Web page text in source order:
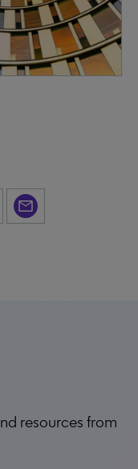
resources from